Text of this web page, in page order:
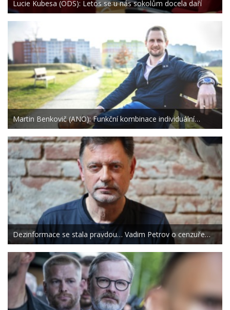
Lucie Kubesa (ODS): Letos se u nás sokolům docela daří
Martin Benkovič (ANO): Funkční kombinace individuální…
Dezinformace se stala pravdou… Vadim Petrov o cenzuře…